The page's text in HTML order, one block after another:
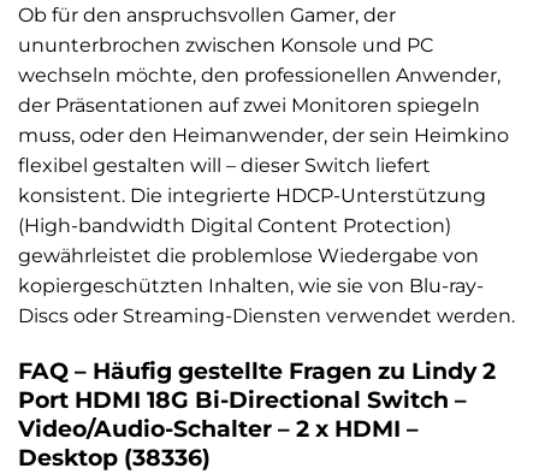
Ob für den anspruchsvollen Gamer, der
ununterbrochen zwischen Konsole und PC
wechseln möchte, den professionellen Anwender,
der Präsentationen auf zwei Monitoren spiegeln
muss, oder den Heimanwender, der sein Heimkino
flexibel gestalten will – dieser Switch liefert
konsistent. Die integrierte HDCP-Unterstützung
(High-bandwidth Digital Content Protection)
gewährleistet die problemlose Wiedergabe von
kopiergeschützten Inhalten, wie sie von Blu-ray-
Discs oder Streaming-Diensten verwendet werden.
FAQ – Häufig gestellte Fragen zu Lindy 2
Port HDMI 18G Bi-Directional Switch –
Video/Audio-Schalter – 2 x HDMI –
Desktop (38336)